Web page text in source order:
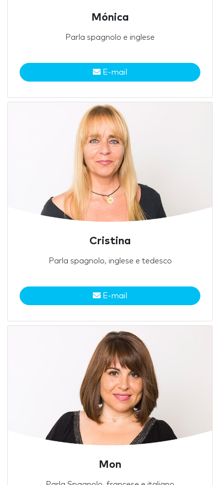
Mónica
Parla spagnolo e inglese
E-mail
Cristina
Parla spagnolo, inglese e tedesco
E-mail
Mon